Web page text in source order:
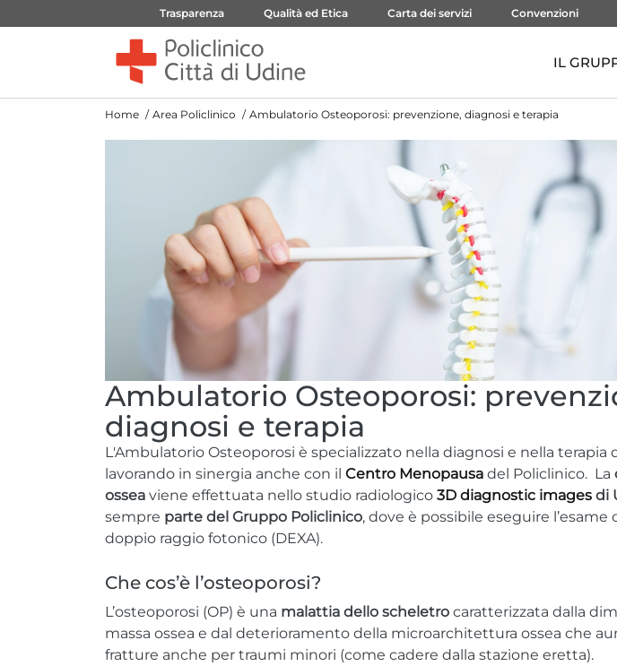
Trasparenza Qualità ed Etica Carta dei servizi Convenzioni
IL
Home Area Policlinico Ambulatorio Osteoporosi: prevenzione, diagnosi e terapia
Ambulatorio Osteoporosi:
diagnosi e terapia
L'Ambulatorio Osteoporosi è specializzato nella diagnosi e nella terapia
lavorando in sinergia anche con il Centro Menopausa del Policlinico. La
ossea viene effettuata nello studio radiologico 3D diagnostic images di
sempre parte del Gruppo Policlinico, dove è possibile eseguire l’esame
doppio raggio fotonico (DEXA).
Che cos’è l’osteoporosi?
L’osteoporosi (OP) è una malattia dello scheletro caratterizzata dalla
massa ossea e dal deterioramento della microarchitettura ossea che
fratture anche per traumi minori (come cadere dalla stazione eretta).